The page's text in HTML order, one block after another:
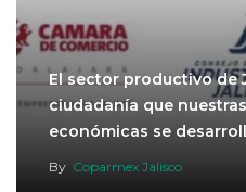
El sector productivo de
ciudadanía que
económicas se
By Coparmex Jalisco